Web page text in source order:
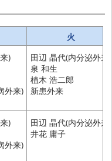
火
)
外来)
田辺 晶代(内分泌外来)
泉 和生
植木 浩二郎
新患外来
)
外来)
田辺 晶代(内分泌外来)
井花 庸子